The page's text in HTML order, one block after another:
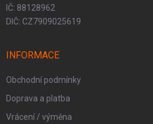
IČ: 88128962
DIČ: CZ7909025619
INFORMACE
Obchodní podmínky
Doprava a platba
Vrácení / výměna